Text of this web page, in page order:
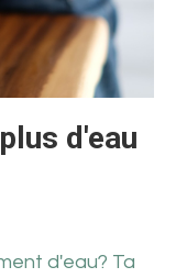
d'eau
d'eau? Ta